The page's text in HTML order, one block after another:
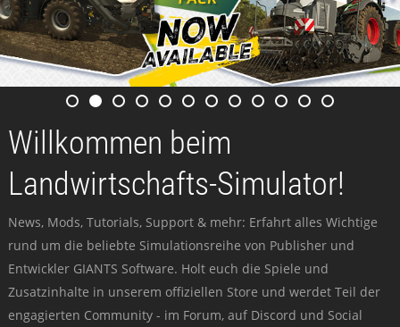
Willkommen beim
Landwirtschafts-Simulator!
News, Mods, Tutorials, Support & mehr: Erfahrt alles Wichtige
rund um die beliebte Simulationsreihe von Publisher und
Entwickler GIANTS Software. Holt euch die Spiele und
Zusatzinhalte in unserem offiziellen Store und werdet Teil der
engagierten Community - im Forum, auf Discord und Social